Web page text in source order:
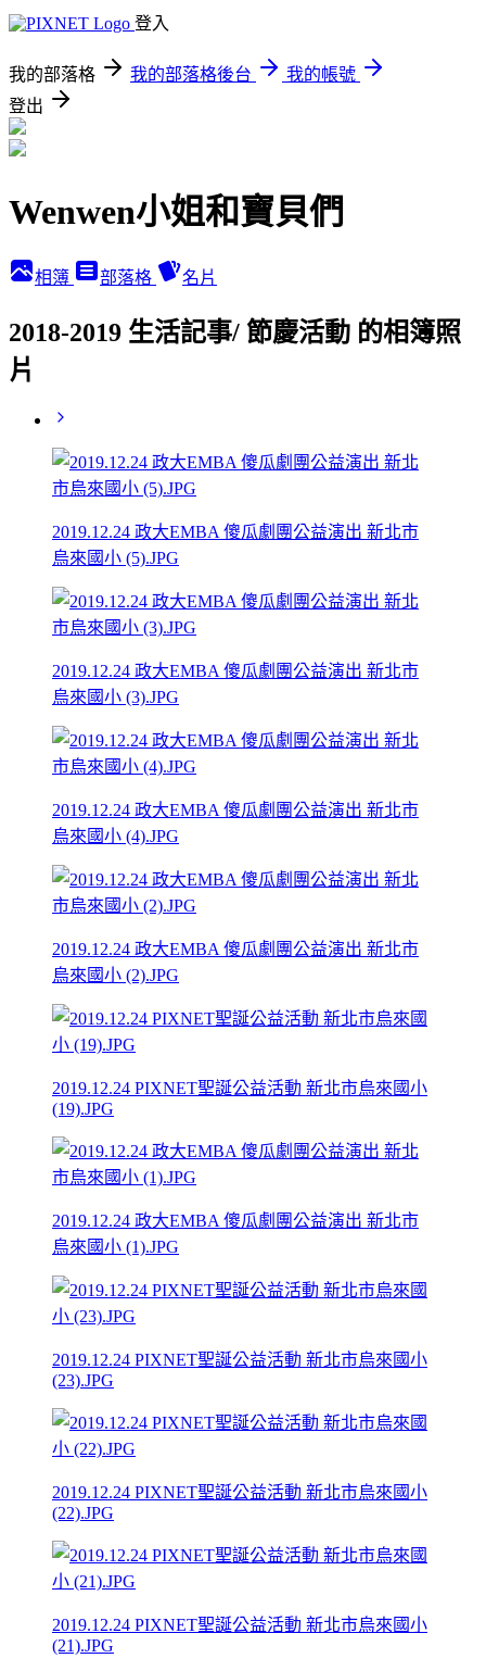
登入
我的部落格 我的部落格後台
我的帳號
登出
Wenwen小姐和寶貝們
相簿 部落格 名片
2018-2019 生活記事/ 節慶活動 的相簿照
片
2019.12.24 政大EMBA 傻瓜劇團公益演出 新北市
烏來國小 (5).JPG
2019.12.24 政大EMBA 傻瓜劇團公益演出 新北市
烏來國小 (3).JPG
2019.12.24 政大EMBA 傻瓜劇團公益演出 新北市
烏來國小 (4).JPG
2019.12.24 政大EMBA 傻瓜劇團公益演出 新北市
烏來國小 (2).JPG
2019.12.24 PIXNET聖誕公益活動 新北市烏來國小
(19).JPG
2019.12.24 政大EMBA 傻瓜劇團公益演出 新北市
烏來國小 (1).JPG
2019.12.24 PIXNET聖誕公益活動 新北市烏來國小
(23).JPG
2019.12.24 PIXNET聖誕公益活動 新北市烏來國小
(22).JPG
2019.12.24 PIXNET聖誕公益活動 新北市烏來國小
(21).JPG